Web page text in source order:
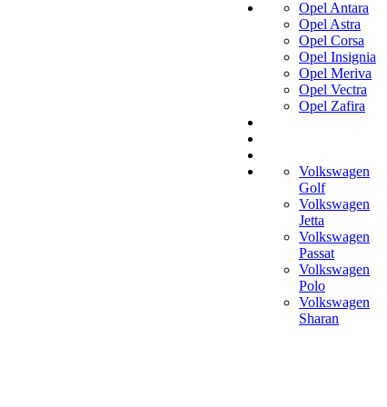
Opel Antara
Opel Astra
Opel Corsa
Opel Insignia
Opel Meriva
Opel Vectra
Opel Zafira
Volkswagen
Golf
Volkswagen
Jetta
Volkswagen
Passat
Volkswagen
Polo
Volkswagen
Sharan